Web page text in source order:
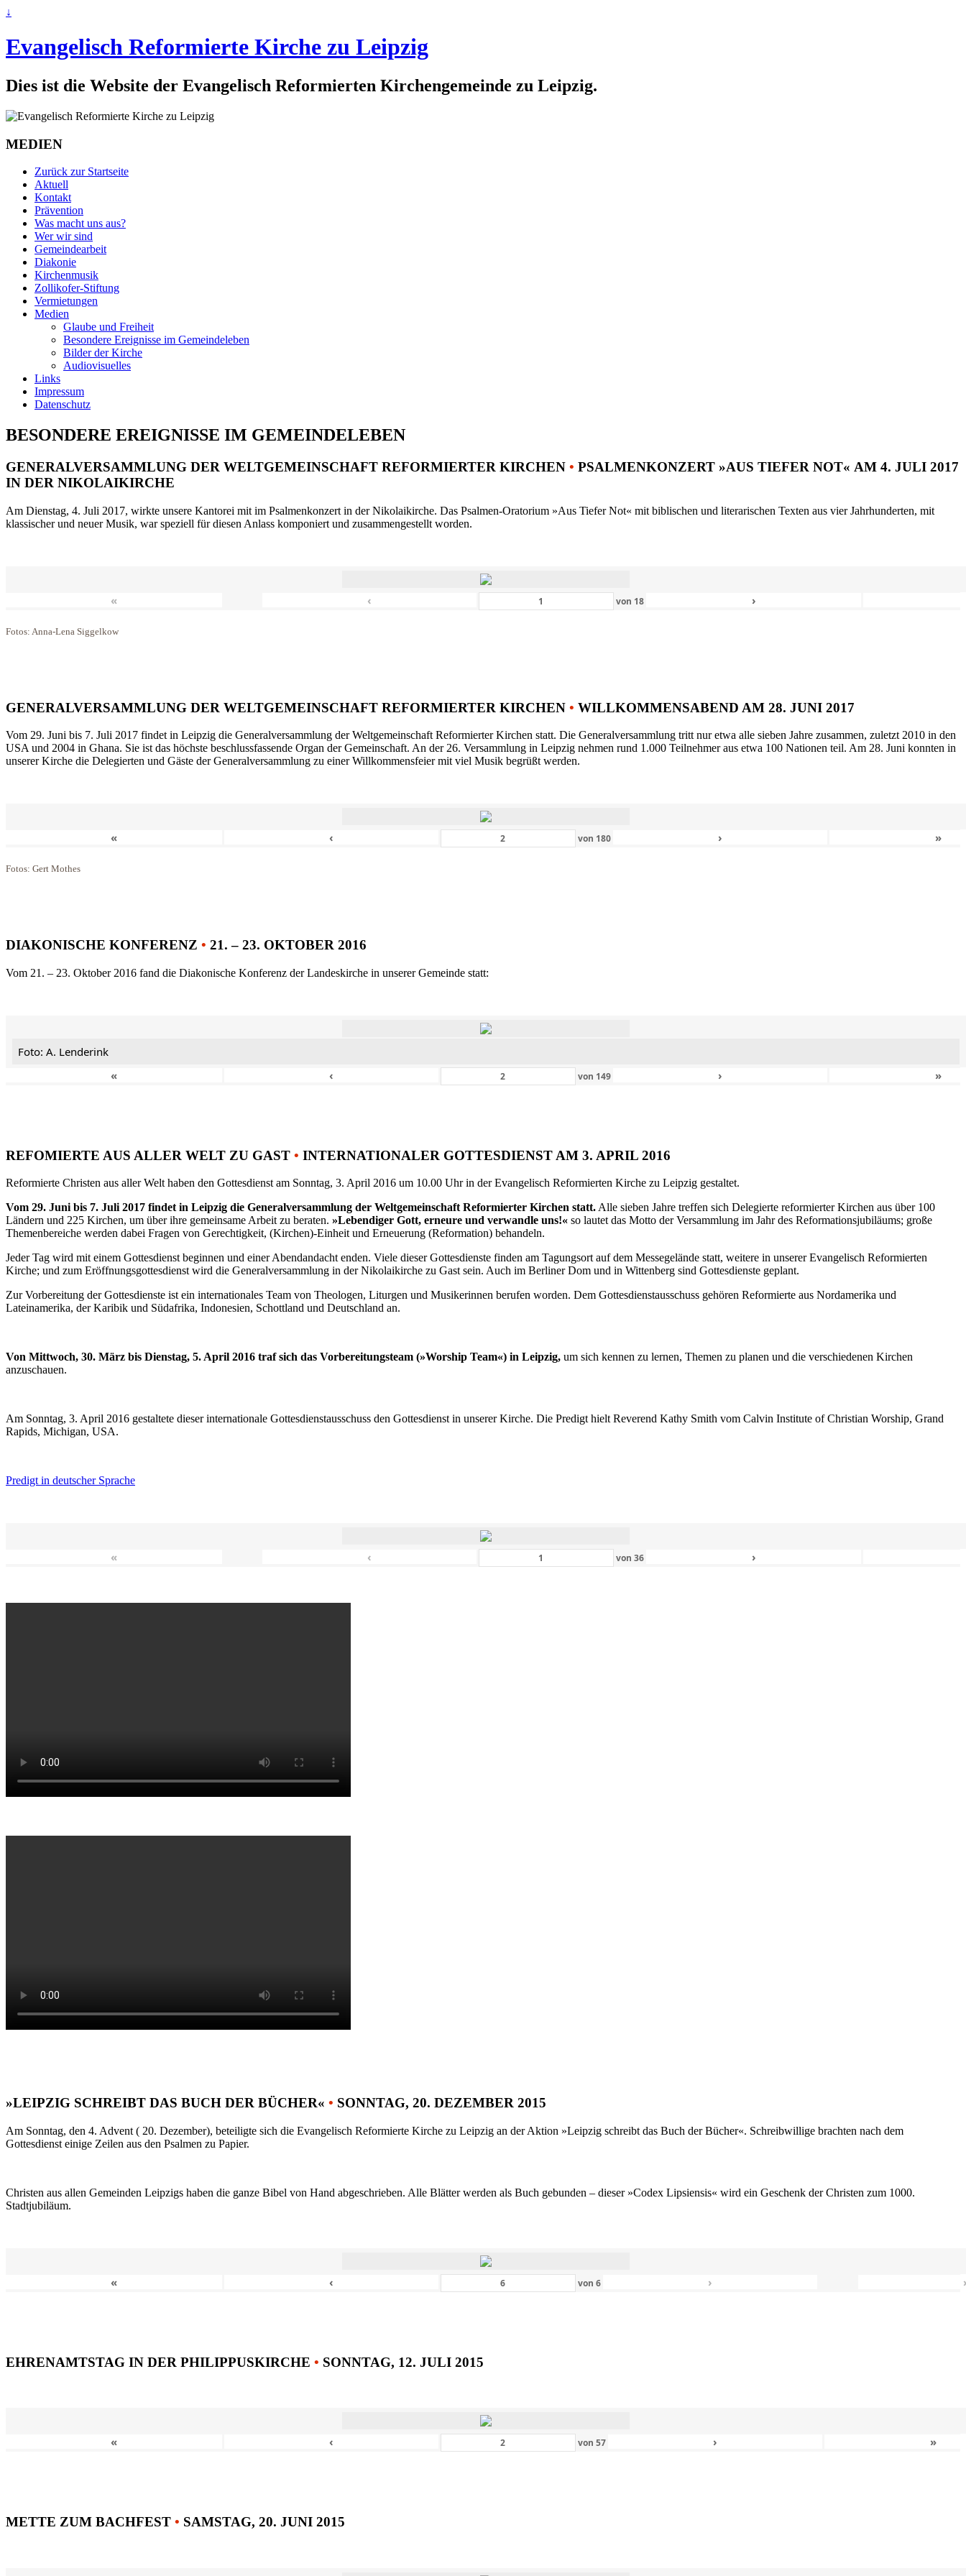
↓
Evangelisch Reformierte Kirche zu Leipzig
Dies ist die Website der Evangelisch Reformierten Kirchengemeinde zu Leipzig.
MEDIEN
Zurück zur Startseite
Aktuell
Kontakt
Prävention
Was macht uns aus?
Wer wir sind
Gemeindearbeit
Diakonie
Kirchenmusik
Zollikofer-Stiftung
Vermietungen
Medien
Glaube und Freiheit
Besondere Ereignisse im Gemeindeleben
Bilder der Kirche
Audiovisuelles
Links
Impressum
Datenschutz
BESONDERE EREIGNISSE IM GEMEINDELEBEN
GENERALVERSAMMLUNG DER WELTGEMEINSCHAFT REFORMIERTER KIRCHEN • PSALMENKONZERT »AUS TIEFER NOT« AM 4. JULI 2017
IN DER NIKOLAIKIRCHE
Am Dienstag, 4. Juli 2017, wirkte unsere Kantorei mit im Psalmenkonzert in der Nikolaikirche. Das Psalmen-Oratorium »Aus Tiefer Not« mit biblischen und literarischen Texten aus vier Jahrhunderten, mit
klassischer und neuer Musik, war speziell für diesen Anlass komponiert und zusammengestellt worden.
« ‹ von 18 ›
Fotos: Anna-Lena Siggelkow
GENERALVERSAMMLUNG DER WELTGEMEINSCHAFT REFORMIERTER KIRCHEN • WILLKOMMENSABEND AM 28. JUNI 2017
Vom 29. Juni bis 7. Juli 2017 findet in Leipzig die Generalversammlung der Weltgemeinschaft Reformierter Kirchen statt. Die Generalversammlung tritt nur etwa alle sieben Jahre zusammen, zuletzt 2010 in den
USA und 2004 in Ghana. Sie ist das höchste beschlussfassende Organ der Gemeinschaft. An der 26. Versammlung in Leipzig nehmen rund 1.000 Teilnehmer aus etwa 100 Nationen teil. Am 28. Juni konnten in
unserer Kirche die Delegierten und Gäste der Generalversammlung zu einer Willkommensfeier mit viel Musik begrüßt werden.
« ‹ von 180 › »
Fotos: Gert Mothes
DIAKONISCHE KONFERENZ • 21. – 23. OKTOBER 2016
Vom 21. – 23. Oktober 2016 fand die Diakonische Konferenz der Landeskirche in unserer Gemeinde statt:
Foto: A. Lenderink
«
‹ von 149 › »
REFOMIERTE AUS ALLER WELT ZU GAST • INTERNATIONALER GOTTESDIENST AM 3. APRIL 2016
Reformierte Christen aus aller Welt haben den Gottesdienst am Sonntag, 3. April 2016 um 10.00 Uhr in der Evangelisch Reformierten Kirche zu Leipzig gestaltet.
Vom 29. Juni bis 7. Juli 2017 findet in Leipzig die Generalversammlung der Weltgemeinschaft Reformierter Kirchen statt.Alle sieben Jahre treffen sich Delegierte reformierter Kirchen aus über 100
Ländern und 225 Kirchen, um über ihre gemeinsame Arbeit zu beraten. »Lebendiger Gott, erneure und verwandle uns!« so lautet das Motto der Versammlung im Jahr des Reformationsjubiläums; große
Themenbereiche werden dabei Fragen von Gerechtigkeit, (Kirchen)-Einheit und Erneuerung (Reformation) behandeln.
Jeder Tag wird mit einem Gottesdienst beginnen und einer Abendandacht enden. Viele dieser Gottesdienste finden am Tagungsort auf dem Messegelände statt, weitere in unserer Evangelisch Reformierten
Kirche; und zum Eröffnungsgottesdienst wird die Generalversammlung in der Nikolaikirche zu Gast sein. Auch im Berliner Dom und in Wittenberg sind Gottesdienste geplant.
Zur Vorbereitung der Gottesdienste ist ein internationales Team von Theologen, Liturgen und Musikerinnen berufen worden. Dem Gottesdienstausschuss gehören Reformierte aus Nordamerika und
Lateinamerika, der Karibik und Südafrika, Indonesien, Schottland und Deutschland an.
Von Mittwoch, 30. März bis Dienstag, 5. April 2016 traf sich das Vorbereitungsteam (»Worship Team«) in Leipzig, um sich kennen zu lernen, Themen zu planen und die verschiedenen Kirchen
anzuschauen.
Am Sonntag, 3. April 2016 gestaltete dieser internationale Gottesdienstausschuss den Gottesdienst in unserer Kirche. Die Predigt hielt Reverend Kathy Smith vom Calvin Institute of Christian Worship, Grand
Rapids, Michigan, USA.
Predigt in deutscher Sprache
« ‹ von36 ›
»LEIPZIG SCHREIBT DAS BUCH DER BÜCHER« • SONNTAG, 20. DEZEMBER 2015
Am Sonntag, den 4. Advent ( 20. Dezember), beteiligte sich die Evangelisch Reformierte Kirche zu Leipzig an der Aktion »Leipzig schreibt das Buch der Bücher«. Schreibwillige brachten nach dem
Gottesdienst einige Zeilen aus den Psalmen zu Papier.
Christen aus allen Gemeinden Leipzigs haben die ganze Bibel von Hand abgeschrieben. Alle Blätter werden als Buch gebunden – dieser »Codex Lipsiensis« wird ein Geschenk der Christen zum 1000.
Stadtjubiläum.
« ‹ von6 ›
EHRENAMTSTAG IN DER PHILIPPUSKIRCHE • SONNTAG, 12. JULI 2015
« ‹ von57 › »
METTE ZUM BACHFEST • SAMSTAG, 20. JUNI 2015